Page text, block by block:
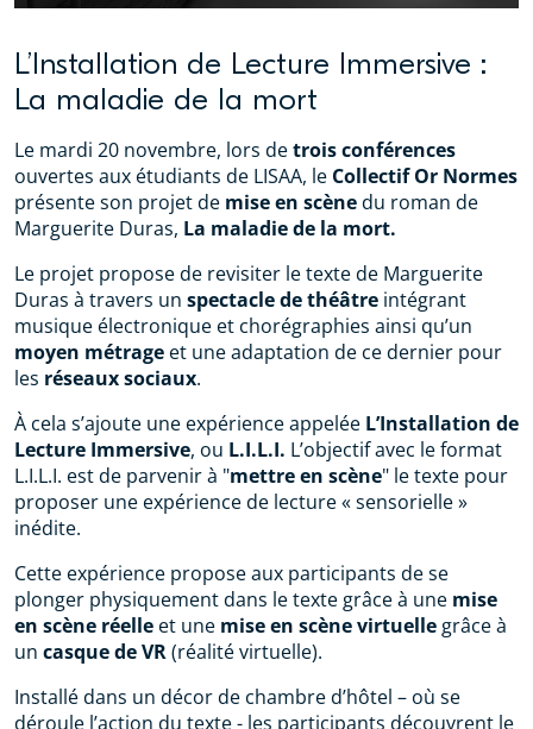
L’Installation de Lecture Immersive :
La maladie de la mort
Le mardi 20 novembre, lors detrois conférences
ouvertes aux étudiants de LISAA, le Collectif Or Normes
présente son projet de mise en scènedu roman de
Marguerite Duras, La maladie de la mort.
Le projet propose de revisiter le texte de Marguerite
Duras à travers un spectacle de théâtre intégrant
musique électronique et chorégraphies ainsi qu’un
moyen métrage et une adaptation de ce dernier pour
les réseaux sociaux.
À cela s’ajoute une expérience appelée L’Installation de
Lecture Immersive, ou L.I.L.I. L’objectif avec le format
L.I.L.I. est de parvenir à "mettre en scène" le texte pour
proposer une expérience de lecture « sensorielle »
inédite.
Cette expérience propose aux participants de se
plonger physiquement dans le texte grâce à une mise
en scène réelle et une mise en scène virtuelle grâce à
un casque de VR(réalité virtuelle).
Installé dans un décor de chambre d’hôtel – où se
déroule l’action du texte - les participants découvrent le